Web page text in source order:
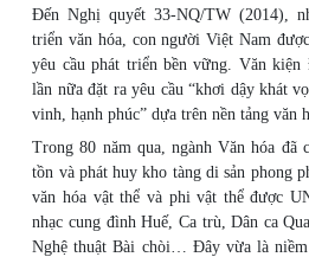
Đến Nghị quyết 33-NQ/TW (2014),
triển văn hóa, con người Việt Nam
yêu cầu phát triển bền vững. Văn
lần nữa đặt ra yêu cầu “khơi dậy khát
vinh, hạnh phúc” dựa trên nền tảng văn
Trong 80 năm qua, ngành Văn hóa đã
tồn và phát huy kho tàng di sản phong
văn hóa vật thể và phi vật thể được
nhạc cung đình Huế, Ca trù, Dân ca
Nghệ thuật Bài chòi… Đây vừa là